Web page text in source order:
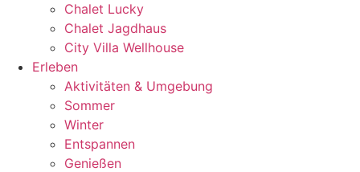
Chalet Lucky
Chalet Jagdhaus
City Villa Wellhouse
Erleben
Aktivitäten & Umgebung
Sommer
Winter
Entspannen
Genießen